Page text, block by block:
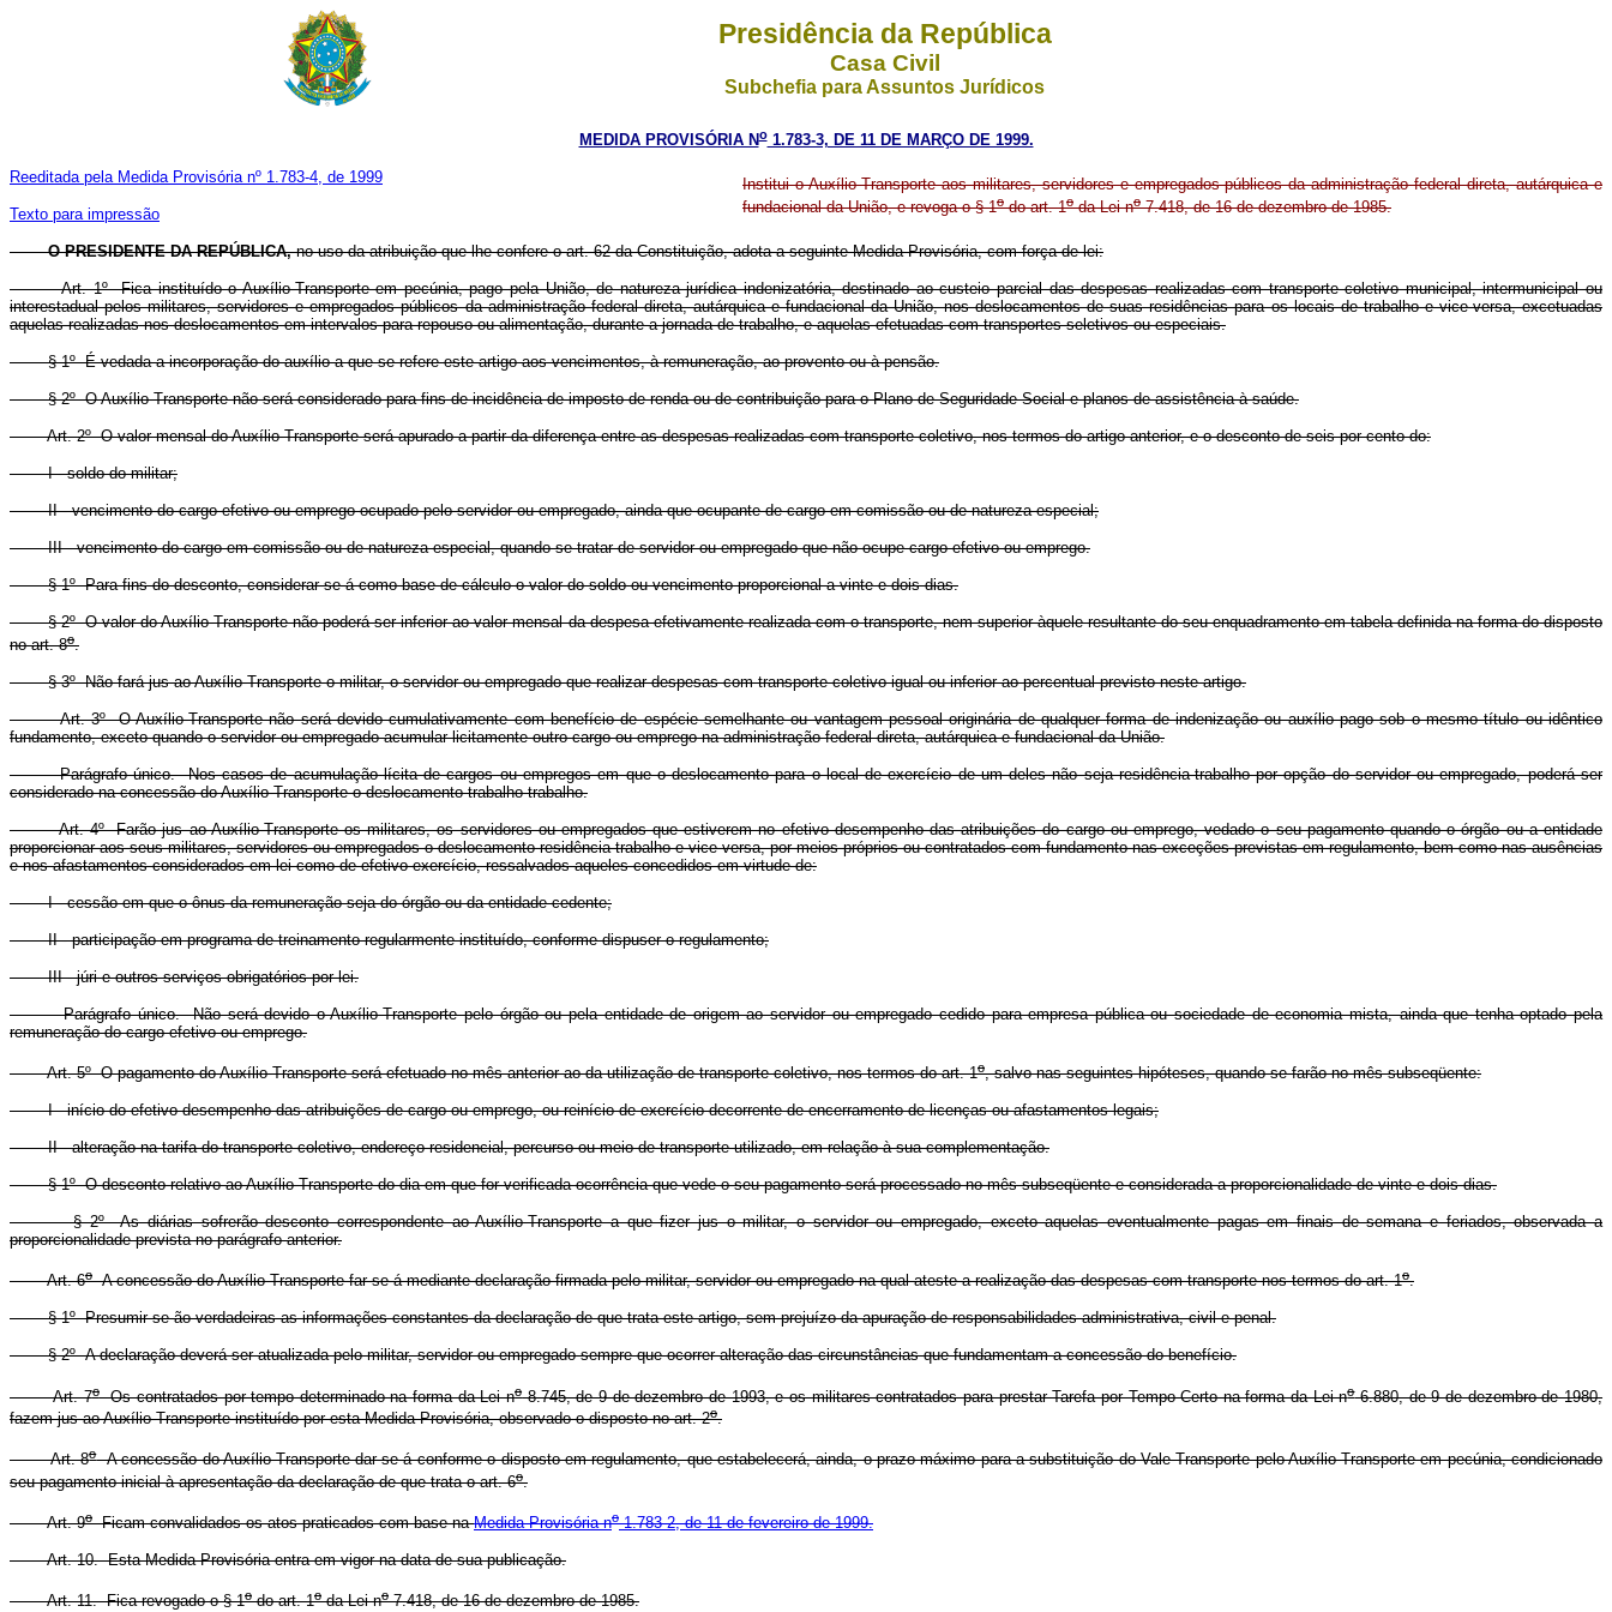
Presidência da República
Casa Civil
Subchefia para Assuntos Jurídicos
MEDIDA PROVISÓRIA No1.783-3, DE 11 DE MARÇO DE 1999.
Reeditada pela Medida Provisória nº 1.783-4, de 1999
Texto para impressão
Institui o Auxílio-Transporte aos militares, servidores e empregados públicos da administração federal direta, autárquica e
fundacional da União, e revoga o § 1odo art. 1oda Lei no7.418, de 16 de dezembro de 1985.
O PRESIDENTE DA REPÚBLICA,no uso da atribuição que lhe confere o art. 62 da Constituição, adota a seguinte Medida Provisória, com força de lei:
Art. 1º Fica instituído o Auxílio-Transporte em pecúnia, pago pela União, de natureza jurídica indenizatória, destinado ao custeio parcial das despesas realizadas com transporte coletivo municipal, intermunicipal ou
interestadual pelos militares, servidores e empregados públicos da administração federal direta, autárquica e fundacional da União, nos deslocamentos de suas residências para os locais de trabalho e vice-versa, excetuadas
aquelas realizadas nos deslocamentos em intervalos para repouso ou alimentação, durante a jornada de trabalho, e aquelas efetuadas com transportes seletivos ou especiais.
§ 1º É vedada a incorporação do auxílio a que se refere este artigo aos vencimentos, à remuneração, ao provento ou à pensão.
§ 2º O Auxílio-Transporte não será considerado para fins de incidência de imposto de renda ou de contribuição para o Plano de Seguridade Social e planos de assistência à saúde.
Art. 2º O valor mensal do Auxílio-Transporte será apurado a partir da diferença entre as despesas realizadas com transporte coletivo, nos termos do artigo anterior, e o desconto de seis por cento do:
I - soldo do militar;
II - vencimento do cargo efetivo ou emprego ocupado pelo servidor ou empregado, ainda que ocupante de cargo em comissão ou de natureza especial;
III - vencimento do cargo em comissão ou de natureza especial, quando se tratar de servidor ou empregado que não ocupe cargo efetivo ou emprego.
§ 1º Para fins do desconto, considerar-se-á como base de cálculo o valor do soldo ou vencimento proporcional a vinte e dois dias.
§ 2º O valor do Auxílio-Transporte não poderá ser inferior ao valor mensal da despesa efetivamente realizada com o transporte, nem superior àquele resultante do seu enquadramento em tabela definida na forma do disposto
no art. 8o.
§ 3º Não fará jus ao Auxílio-Transporte o militar, o servidor ou empregado que realizar despesas com transporte coletivo igual ou inferior ao percentual previsto neste artigo.
Art. 3º O Auxílio-Transporte não será devido cumulativamente com benefício de espécie semelhante ou vantagem pessoal originária de qualquer forma de indenização ou auxílio pago sob o mesmo título ou idêntico
fundamento, exceto quando o servidor ou empregado acumular licitamente outro cargo ou emprego na administração federal direta, autárquica e fundacional da União.
Parágrafo único. Nos casos de acumulação lícita de cargos ou empregos em que o deslocamento para o local de exercício de um deles não seja residência-trabalho por opção do servidor ou empregado, poderá ser
considerado na concessão do Auxílio-Transporte o deslocamento trabalho-trabalho.
Art. 4º Farão jus ao Auxílio-Transporte os militares, os servidores ou empregados que estiverem no efetivo desempenho das atribuições do cargo ou emprego, vedado o seu pagamento quando o órgão ou a entidade
proporcionar aos seus militares, servidores ou empregados o deslocamento residência-trabalho e vice-versa, por meios próprios ou contratados com fundamento nas exceções previstas em regulamento, bem como nas ausências
e nos afastamentos considerados em lei como de efetivo exercício, ressalvados aqueles concedidos em virtude de:
I - cessão em que o ônus da remuneração seja do órgão ou da entidade cedente;
II - participação em programa de treinamento regularmente instituído, conforme dispuser o regulamento;
III - júri e outros serviços obrigatórios por lei.
Parágrafo único. Não será devido o Auxílio-Transporte pelo órgão ou pela entidade de origem ao servidor ou empregado cedido para empresa pública ou sociedade de economia mista, ainda que tenha optado pela
remuneração do cargo efetivo ou emprego.
Art. 5º O pagamento do Auxílio-Transporte será efetuado no mês anterior ao da utilização de transporte coletivo, nos termos do art. 1o, salvo nas seguintes hipóteses, quando se farão no mês subseqüente:
I - início do efetivo desempenho das atribuições de cargo ou emprego, ou reinício de exercício decorrente de encerramento de licenças ou afastamentos legais;
II - alteração na tarifa do transporte coletivo, endereço residencial, percurso ou meio de transporte utilizado, em relação à sua complementação.
§ 1º O desconto relativo ao Auxílio-Transporte do dia em que for verificada ocorrência que vede o seu pagamento será processado no mês subseqüente e considerada a proporcionalidade de vinte e dois dias.
§ 2º As diárias sofrerão desconto correspondente ao Auxílio-Transporte a que fizer jus o militar, o servidor ou empregado, exceto aquelas eventualmente pagas em finais de semana e feriados, observada a
proporcionalidade prevista no parágrafo anterior.
Art. 6oA concessão do Auxílio-Transporte far-se-á mediante declaração firmada pelo militar, servidor ou empregado na qual ateste a realização das despesas com transporte nos termos do art. 1o.
§ 1º Presumir-se-ão verdadeiras as informações constantes da declaração de que trata este artigo, sem prejuízo da apuração de responsabilidades administrativa, civil e penal.
§ 2º A declaração deverá ser atualizada pelo militar, servidor ou empregado sempre que ocorrer alteração das circunstâncias que fundamentam a concessão do benefício.
Art. 7oOs contratados por tempo determinado na forma da Lei no8.745, de 9 de dezembro de 1993, e os militares contratados para prestar Tarefa por Tempo Certo na forma da Lei no6.880, de 9 de dezembro de 1980,
fazem jus ao Auxílio-Transporte instituído por esta Medida Provisória, observado o disposto no art. 2o.
Art. 8oA concessão do Auxílio-Transporte dar-se-á conforme o disposto em regulamento, que estabelecerá, ainda, o prazo máximo para a substituição do Vale-Transporte pelo Auxílio-Transporte em pecúnia, condicionado
seu pagamento inicial à apresentação da declaração de que trata o art. 6o.
Art. 9oFicam convalidados os atos praticados com base naMedida Provisória no1.783-2, de 11 de fevereiro de 1999.
Art. 10. Esta Medida Provisória entra em vigor na data de sua publicação.
Art. 11. Fica revogado o § 1odo art. 1oda Lei no7.418, de 16 de dezembro de 1985.